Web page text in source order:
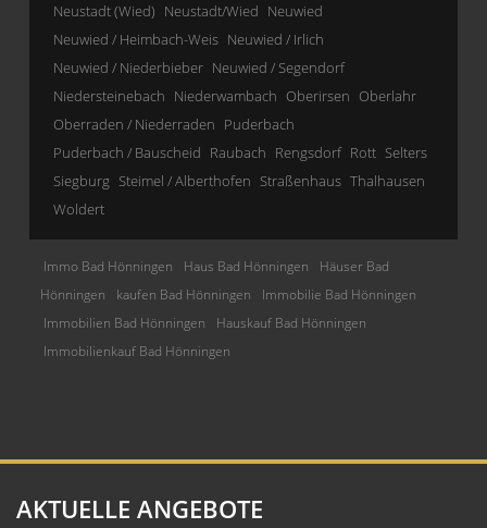
Neustadt (Wied) Neustadt/Wied Neuwied
Neuwied / Heimbach-Weis Neuwied / Irlich
Neuwied / Niederbieber Neuwied / Segendorf
Niedersteinebach Niederwambach Oberirsen Oberlahr
Oberraden / Niederraden Puderbach
Puderbach / Bauscheid Raubach Rengsdorf Rott Selters
Siegburg Steimel / Alberthofen Straßenhaus Thalhausen
Woldert
Immo Bad Hönningen Haus Bad Hönningen
Häuser Bad
Hönningen
kaufen Bad Hönningen
Immobilie Bad Hönningen
Immobilien Bad Hönningen
Hauskauf Bad Hönningen
Immobilienkauf Bad Hönningen
AKTUELLE ANGEBOTE